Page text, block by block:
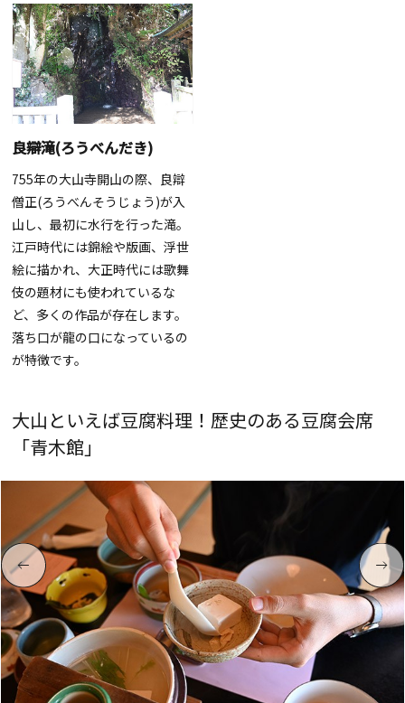
良辯滝(ろうべんだき)
755年の大山寺開山の際、良辯
僧正(ろうべんそうじょう)が入
山し、最初に水行を行った滝。
江戸時代には錦絵や版画、浮世
絵に描かれ、大正時代には歌舞
伎の題材にも使われているな
ど、多くの作品が存在します。
落ち口が龍の口になっているの
が特徴です。
大山といえば豆腐料理！歴史のある豆腐会席
「青木館」